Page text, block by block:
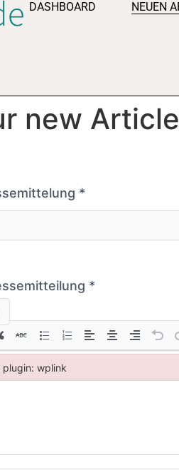
DASHBOARD NEUEN
new Article
*
*
plugin: wplink
wplink